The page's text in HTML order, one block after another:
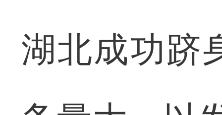
湖北成功跻